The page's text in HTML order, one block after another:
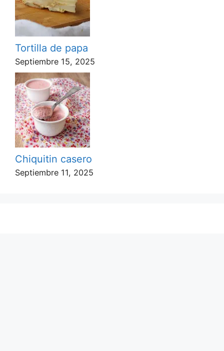
Tortilla de papa
Septiembre 15, 2025
Chiquitin casero
Septiembre 11, 2025